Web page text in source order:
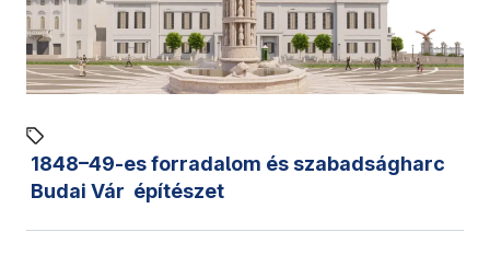
1848–49-es forradalom és szabadságharc
Budai Vár építészet